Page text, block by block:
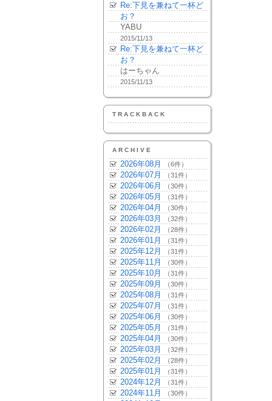
Re:下見を兼ねて一杯ど
お？
YABU
2015/11/13
Re:下見を兼ねて一杯ど
お？
はーちゃん
2015/11/13
TRACKBACK
ARCHIVE
2026年08月 （6件）
2026年07月 （31件）
2026年06月 （30件）
2026年05月 （31件）
2026年04月 （30件）
2026年03月 （32件）
2026年02月 （28件）
2026年01月 （31件）
2025年12月 （31件）
2025年11月 （30件）
2025年10月 （31件）
2025年09月 （30件）
2025年08月 （31件）
2025年07月 （31件）
2025年06月 （30件）
2025年05月 （31件）
2025年04月 （30件）
2025年03月 （32件）
2025年02月 （28件）
2025年01月 （31件）
2024年12月 （31件）
2024年11月 （30件）